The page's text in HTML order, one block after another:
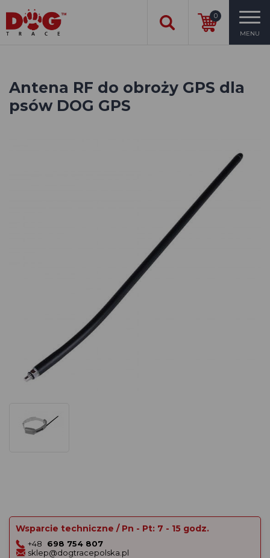
0
MENU
Antena RF do obroży GPS dla
psów DOG GPS
Wsparcie techniczne / Pn - Pt: 7 - 15 godz.
+48
698 754 807
sklep@dogtracepolska.pl